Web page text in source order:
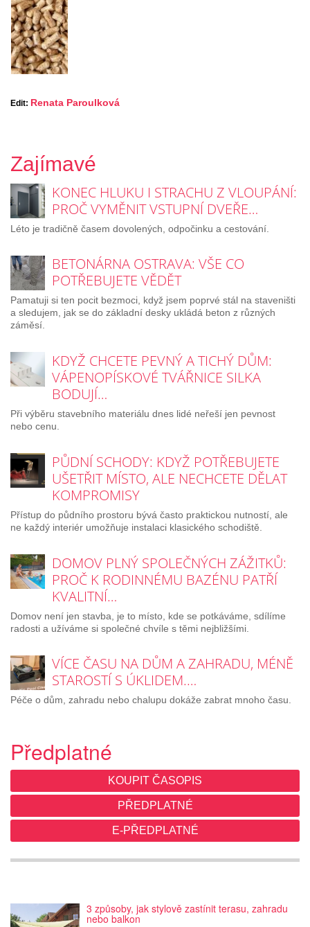
Edit: Renata Paroulková
Zajímavé
KONEC HLUKU I STRACHU Z VLOUPÁNÍ:
PROČ VYMĚNIT VSTUPNÍ DVEŘE…
Léto je tradičně časem dovolených, odpočinku a cestování.
BETONÁRNA OSTRAVA: VŠE CO
POTŘEBUJETE VĚDĚT
Pamatuji si ten pocit bezmoci, když jsem poprvé stál na staveništi
a sledujem, jak se do základní desky ukládá beton z různých
záměsí.
KDYŽ CHCETE PEVNÝ A TICHÝ DŮM:
VÁPENOPÍSKOVÉ TVÁŘNICE SILKA
BODUJÍ…
Při výběru stavebního materiálu dnes lidé neřeší jen pevnost
nebo cenu.
PŮDNÍ SCHODY: KDYŽ POTŘEBUJETE
UŠETŘIT MÍSTO, ALE NECHCETE DĚLAT
KOMPROMISY
Přístup do půdního prostoru bývá často praktickou nutností, ale
ne každý interiér umožňuje instalaci klasického schodiště.
DOMOV PLNÝ SPOLEČNÝCH ZÁŽITKŮ:
PROČ K RODINNÉMU BAZÉNU PATŘÍ
KVALITNÍ…
Domov není jen stavba, je to místo, kde se potkáváme, sdílíme
radosti a užíváme si společné chvíle s těmi nejbližšími.
VÍCE ČASU NA DŮM A ZAHRADU, MÉNĚ
STAROSTÍ S ÚKLIDEM.…
Péče o dům, zahradu nebo chalupu dokáže zabrat mnoho času.
Předplatné
KOUPIT ČASOPIS
PŘEDPLATNÉ
E-PŘEDPLATNÉ
3 způsoby, jak stylově zastínit terasu, zahradu
nebo balkon